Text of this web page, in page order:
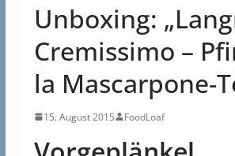
Unboxing:
Cremissimo –
la Mascarpone-
15. August 2015 FoodLoaf